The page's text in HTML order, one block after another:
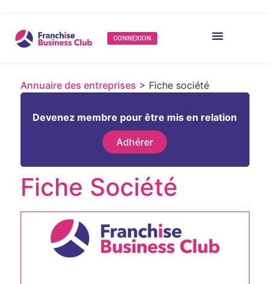
CONNEXION
Annuaire des entreprises > Fiche société
Devenez membre pour être mis en relation
Adhérer
Fiche Société